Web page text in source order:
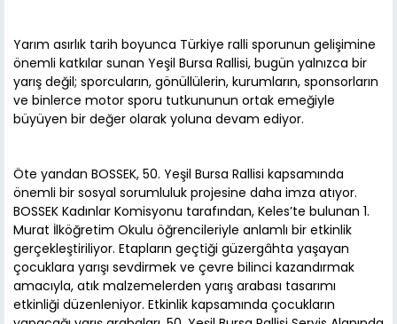
Yarım asırlık tarih boyunca Türkiye ralli sporunun gelişimine
önemli katkılar sunan Yeşil Bursa Rallisi, bugün yalnızca bir
yarış değil; sporcuların, gönüllülerin, kurumların, sponsorların
ve binlerce motor sporu tutkununun ortak emeğiyle
büyüyen bir değer olarak yoluna devam ediyor.
Öte yandan BOSSEK, 50. Yeşil Bursa Rallisi kapsamında
önemli bir sosyal sorumluluk projesine daha imza atıyor.
BOSSEK Kadınlar Komisyonu tarafından, Keles’te bulunan 1.
Murat İlköğretim Okulu öğrencileriyle anlamlı bir etkinlik
gerçekleştiriliyor. Etapların geçtiği güzergâhta yaşayan
çocuklara yarışı sevdirmek ve çevre bilinci kazandırmak
amacıyla, atık malzemelerden yarış arabası tasarımı
etkinliği düzenleniyor. Etkinlik kapsamında çocukların